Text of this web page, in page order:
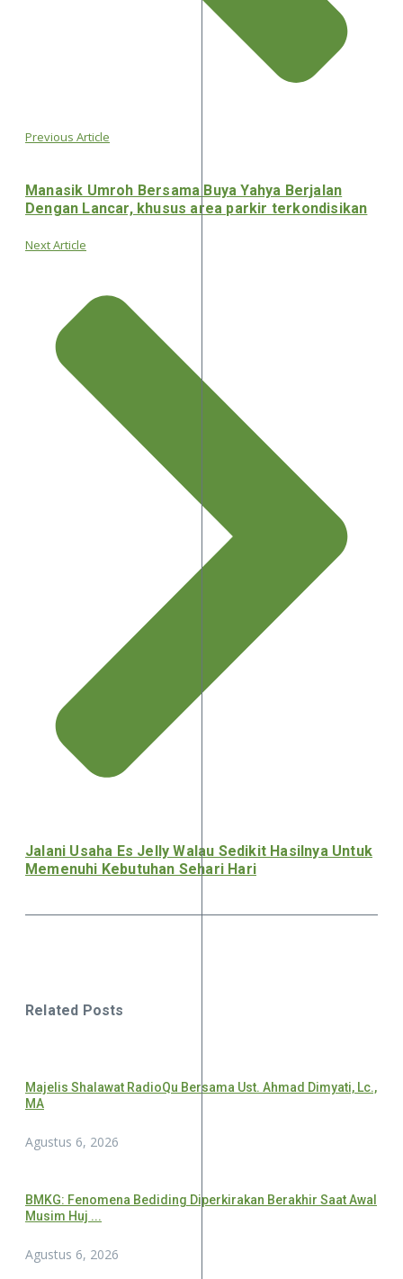
Previous Article
Manasik Umroh Bersama Buya Yahya Berjalan
Dengan Lancar, khusus area parkir terkondisikan
Next Article
Jalani Usaha Es Jelly Walau Sedikit Hasilnya Untuk
Memenuhi Kebutuhan Sehari Hari
Related Posts
Majelis Shalawat RadioQu Bersama Ust. Ahmad Dimyati, Lc.,
MA
Agustus 6, 2026
BMKG: Fenomena Bediding Diperkirakan Berakhir Saat Awal
Musim Huj ...
Agustus 6, 2026